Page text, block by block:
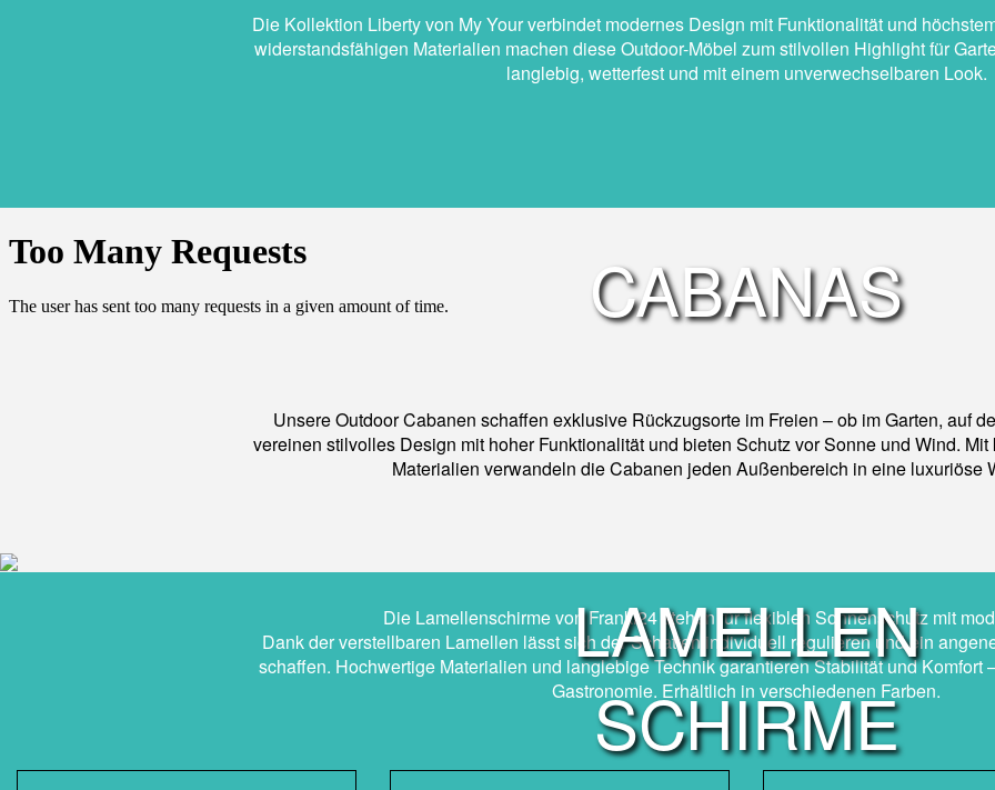
Die Kollektion Liberty von My Your verbindet modernes Design mit Funktionalität und
widerstandsfähigen Materialien machen diese Outdoor-Möbel zum stilvollen Highlight für
langlebig, wetterfest und mit einem unverwechselbaren Look.
CABANAS
Unsere Outdoor Cabanen schaffen exklusive Rückzugsorte im Freien – ob im Garten, auf
vereinen stilvolles Design mit hoher Funktionalität und bieten Schutz vor Sonne und Wind.
Materialien verwandeln die Cabanen jeden Außenbereich in eine luxuriöse
LAMELLEN
SCHIRME
Die Lamellenschirme von Frankl24 stehen für flexiblen Sonnenschutz mit
Dank der verstellbaren Lamellen lässt sich der Schatten individuell regulieren und ein
schaffen. Hochwertige Materialien und langlebige Technik garantieren Stabilität und Komfort
Gastronomie. Erhältlich in verschiedenen Farben.